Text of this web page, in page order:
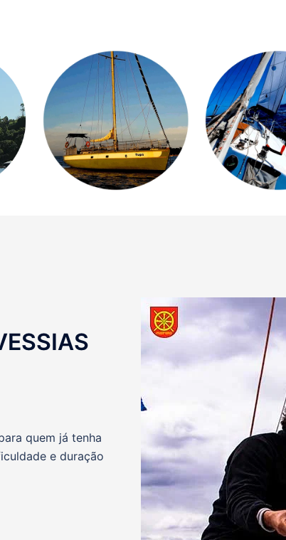
quem já tenha
e duração